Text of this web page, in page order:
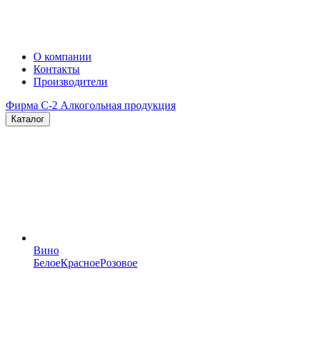
О компании
Контакты
Производители
Фирма C-2 Алкогольная продукция
Каталог
Вино
БелоеКрасноеРозовое